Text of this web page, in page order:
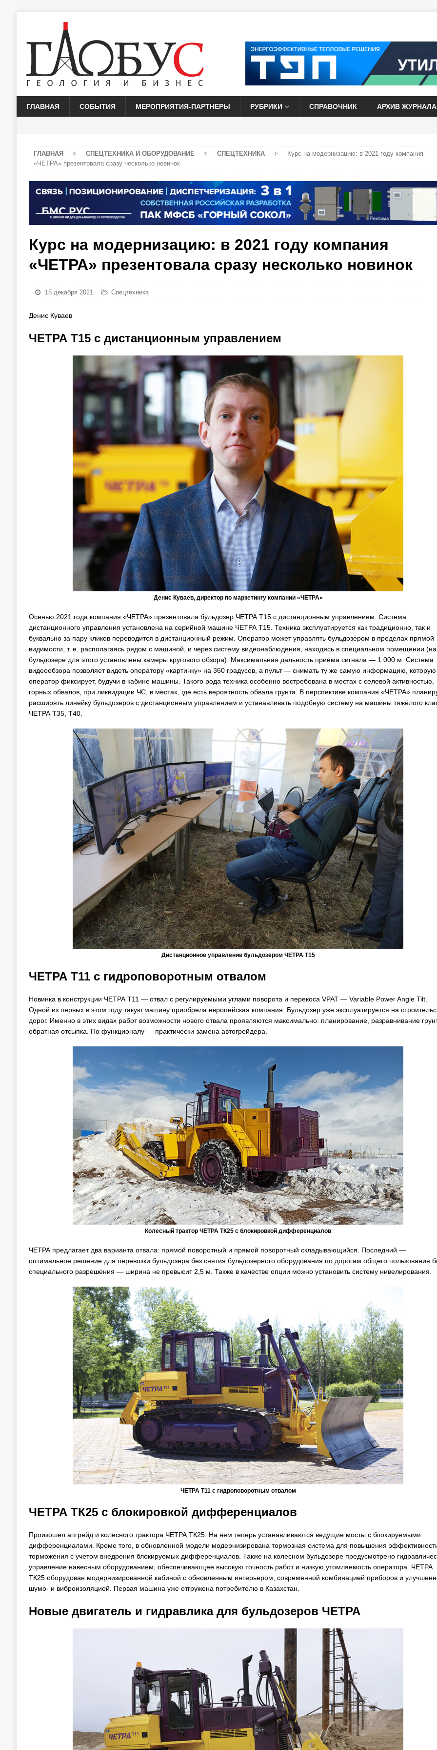
ГЛАВНАЯ СОБЫТИЯ МЕРОПРИЯТИЯ-ПАРТНЕРЫ РУБРИКИ СПРАВОЧНИК АРХИВ ЖУРНАЛА
ГЛАВНАЯ > СПЕЦТЕХНИКА И ОБОРУДОВАНИЕ > СПЕЦТЕХНИКА >
Курс на модернизацию: в 2021 году компания
«ЧЕТРА» презентовала сразу несколько новинок
Курс на модернизацию: в 2021 году компания
«ЧЕТРА» презентовала сразу несколько новинок
15 декабря 2021 Спецтехника
Денис Куваев
ЧЕТРА Т15 с дистанционным управлением
Денис Куваев, директор по маркетингу компании «ЧЕТРА»
Осенью 2021 года компания «ЧЕТРА» презентовала бульдозер ЧЕТРА Т15 с дистанционным управлением. Система
дистанционного управления установлена на серийной машине ЧЕТРА Т15. Техника эксплуатируется как традиционно, так и
буквально за пару кликов переводится в дистанционный режим. Оператор может управлять бульдозером в пределах прямой
видимости, т. е. располагаясь рядом с машиной, и через систему видеонаблюдения, находясь в специальном помещении (на
бульдозере для этого установлены камеры кругового обзора). Максимальная дальность приёма сигнала — 1 000 м. Система
видеообзора позволяет видеть оператору «картинку» на 360 градусов, а пульт — снимать ту же самую информацию, которую
оператор фиксирует, будучи в кабине машины. Такого рода техника особенно востребована в местах с селевой активностью,
горных обвалов, при ликвидации ЧС, в местах, где есть вероятность обвала грунта. В перспективе компания «ЧЕТРА»
расширять линейку бульдозеров с дистанционным управлением и устанавливать подобную систему на машины тяжёлого
ЧЕТРА Т35, Т40.
Дистанционное управление бульдозером ЧЕТРА Т15
ЧЕТРА Т11 с гидроповоротным отвалом
Новинка в конструкции ЧЕТРА Т11 — отвал с регулируемыми углами поворота и перекоса VPAT — Variable Power Angle Tilt.
Одной из первых в этом году такую машину приобрела европейская компания. Бульдозер уже эксплуатируется на
дорог. Именно в этих видах работ возможности нового отвала проявляются максимально: планирование, разравнивание
обратная отсыпка. По функционалу — практически замена автогрейдера.
Колесный трактор ЧЕТРА ТК25 с блокировкой дифференциалов
ЧЕТРА предлагает два варианта отвала: прямой поворотный и прямой поворотный складывающийся. Последний —
оптимальное решение для перевозки бульдозера без снятия бульдозерного оборудования по дорогам общего пользования
специального разрешения — ширина не превысит 2,5 м. Также в качестве опции можно установить систему нивелирования.
ЧЕТРА Т11 с гидроповоротным отвалом
ЧЕТРА ТК25 с блокировкой дифференциалов
Произошел апгрейд и колесного трактора ЧЕТРА ТК25. На нем теперь устанавливаются ведущие мосты с блокируемыми
дифференциалами. Кроме того, в обновленной модели модернизирована тормозная система для повышения
торможения с учетом внедрения блокируемых дифференциалов. Также на колесном бульдозере предусмотрено
управление навесным оборудованием, обеспечивающее высокую точность работ и низкую утомляемость оператора. ЧЕТРА
ТК25 оборудован модернизированной кабиной с обновленным интерьером, современной комбинацией приборов и
шумо- и виброизоляцией. Первая машина уже отгружена потребителю в Казахстан.
Новые двигатель и гидравлика для бульдозеров ЧЕТРА